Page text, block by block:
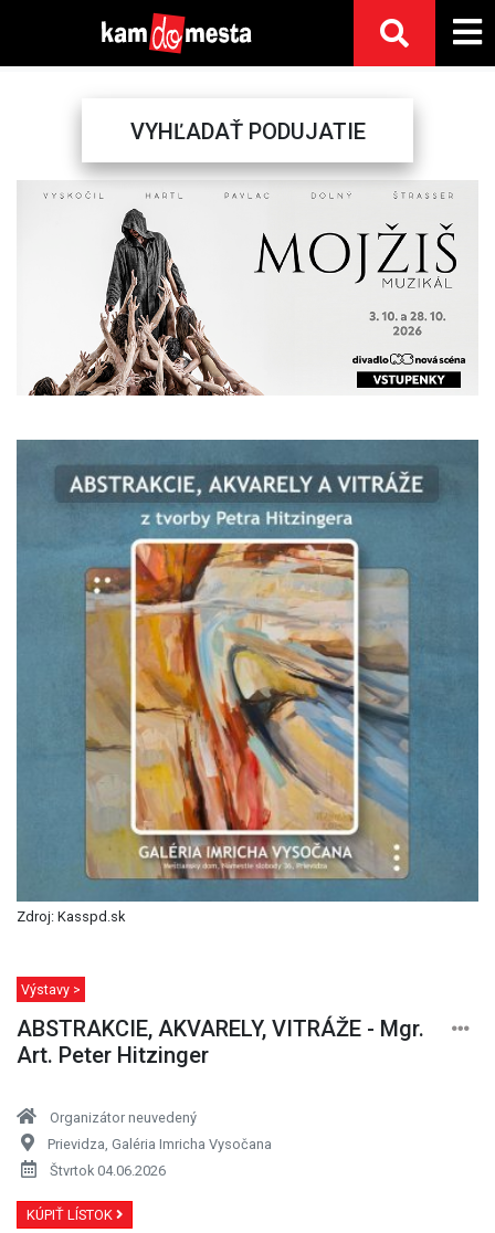
VYHĽADAŤ PODUJATIE
Previous
Zdroj: Kasspd.sk
Výstavy >
ABSTRAKCIE, AKVARELY, VITRÁŽE - Mgr.
Art. Peter Hitzinger
Organizátor neuvedený
Prievidza, Galéria Imricha Vysočana
Štvrtok 04.06.2026
KÚPIŤ LÍSTOK